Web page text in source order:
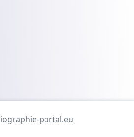
portal.eu